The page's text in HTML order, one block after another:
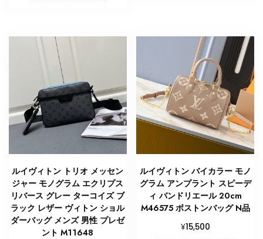
ルイヴィトン トリオ メッセン
ジャー モノグラム エクリプス
リバース グレー ターコイズ ブ
ラック レザー ヴィトン ショル
ダーバッグ メンズ 男性 プレゼ
ント M11648
ルイヴィトン バイカラー モノ
グラム アンプラント スピーデ
ィ バンドリエール 20cm
M46575 ボストンバッグ N品
¥15,500